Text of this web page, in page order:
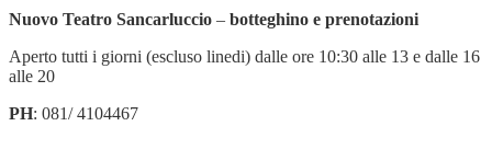
Nuovo Teatro Sancarluccio – botteghino e prenotazioni
Aperto tutti i giorni (escluso linedi) dalle ore 10:30 alle 13 e dalle 16
alle 20
PH: 081/ 4104467